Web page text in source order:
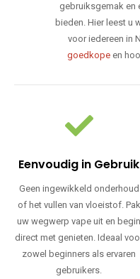
gebruiksgemak en
bieden. Hier leest u
voor iedereen in
goedkopeen
Eenvoudig in Gebruik
Geen ingewikkeld onderhoud
of het vullen van vloeistof. Pak
uw wegwerp vape uit en begin
direct met genieten. Ideaal
zowel beginners als ervaren
gebruikers.